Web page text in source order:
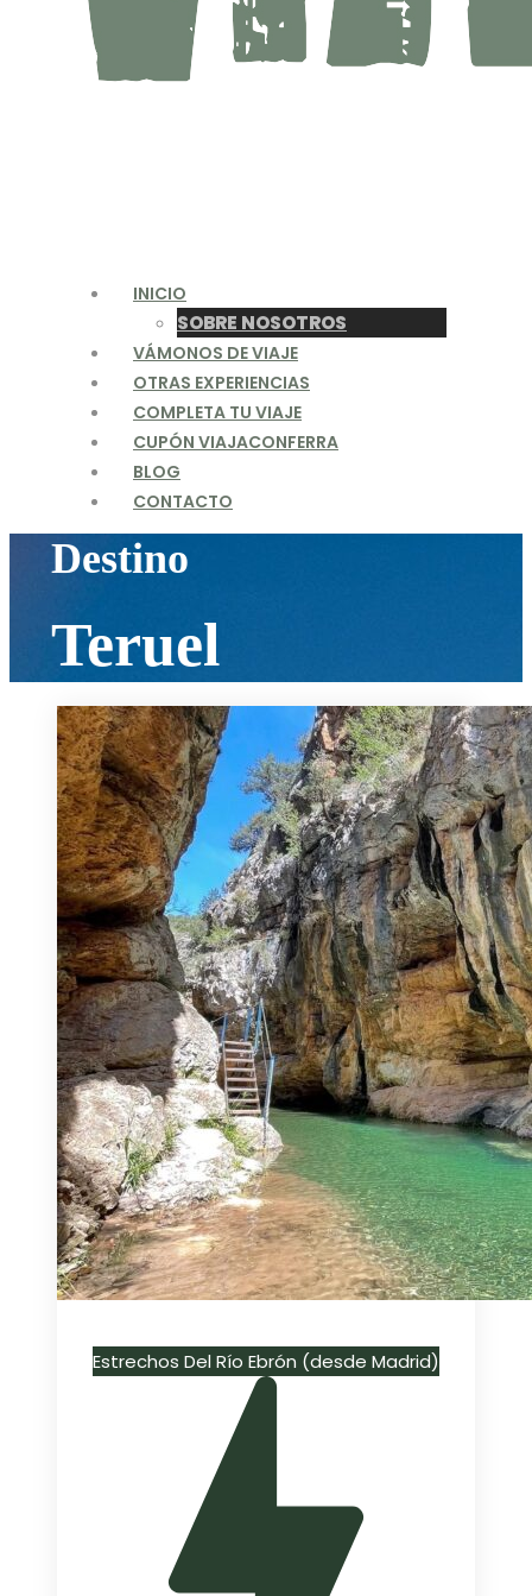
INICIO
SOBRE NOSOTROS
VÁMONOS DE VIAJE
OTRAS EXPERIENCIAS
COMPLETA TU VIAJE
CUPÓN VIAJACONFERRA
BLOG
CONTACTO
Destino
Teruel
Estrechos Del Río Ebrón (desde Madrid)